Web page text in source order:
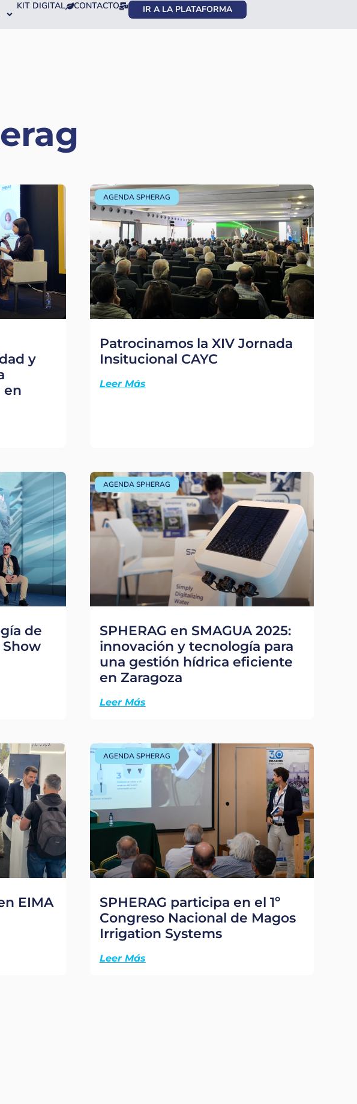
KIT DIGITAL CONTACTO IR A LA PLATAFORMA
y
en
AGENDA SPHERAG
Patrocinamos la XIV Jornada
Insitucional CAYC
Leer Más
de
Show
AGENDA SPHERAG
SPHERAG en SMAGUA 2025:
innovación y tecnología para
una gestión hídrica eficiente
en Zaragoza
Leer Más
EIMA
AGENDA SPHERAG
SPHERAG participa en el 1º
Congreso Nacional de Magos
Irrigation Systems
Leer Más